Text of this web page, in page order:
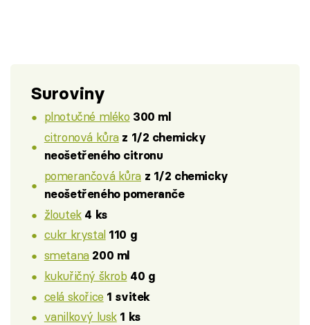
Suroviny
plnotučné mléko 300 ml
citronová kůra z 1/2 chemicky
neošetřeného citronu
pomerančová kůra z 1/2 chemicky
neošetřeného pomeranče
žloutek 4 ks
cukr krystal 110 g
smetana 200 ml
kukuřičný škrob 40 g
celá skořice 1 svitek
vanilkový lusk 1 ks